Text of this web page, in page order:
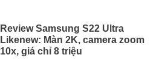
Review Samsung S22 Ultra
Likenew: Màn 2K, camera zoom
10x, giá chỉ 8 triệu